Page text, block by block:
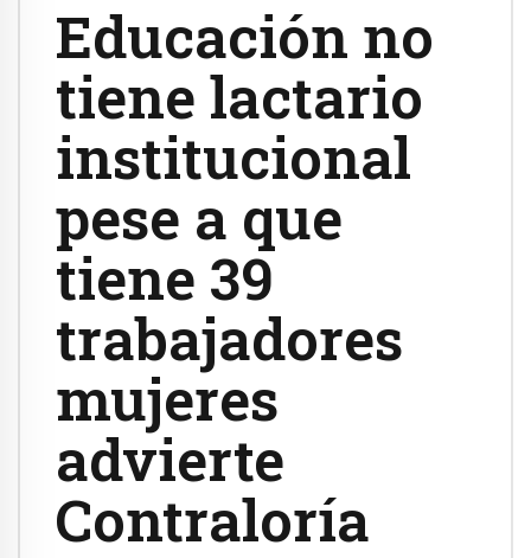
Educación no
tiene lactario
institucional
pese a que
tiene 39
trabajadores
mujeres
advierte
Contraloría